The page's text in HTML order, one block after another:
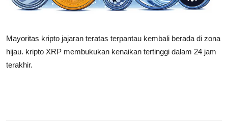
Mayoritas kripto jajaran teratas terpantau kembali berada di zona
hijau. kripto XRP membukukan kenaikan tertinggi dalam 24 jam
terakhir.